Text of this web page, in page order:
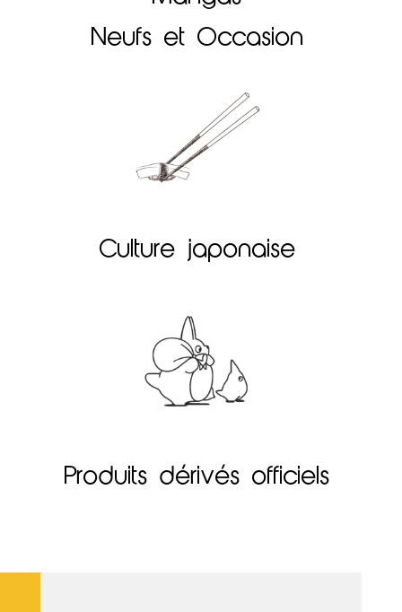
Neufs et Occasion
Culture japonaise
Produits dérivés officiels